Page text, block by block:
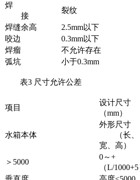
焊
接
裂纹
焊缝余高
2.5mm以下
咬边
0.3mm以下
焊瘤
不允许存在
弧坑
小于0.3mm
表3 尺寸允许公差
项目
设计尺寸
（mm）
水箱本体
外形尺寸
（长、
宽、高）
＞5000
0～+
（L/1000+5